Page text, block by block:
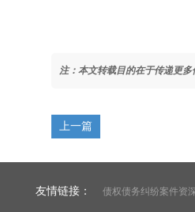
注：本文转载目的在于传递更
上一篇
友情链接： 债权债务纠纷案件资